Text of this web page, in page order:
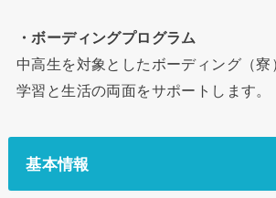
・ボーディングプログラム
中高生を対象としたボーディング（寮
学習と生活の両面をサポートします。
基本情報